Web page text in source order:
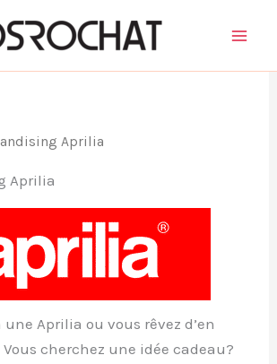
Aprilia
Aprilia
une Aprilia ou vous rêvez d’en
Vous cherchez une idée cadeau?